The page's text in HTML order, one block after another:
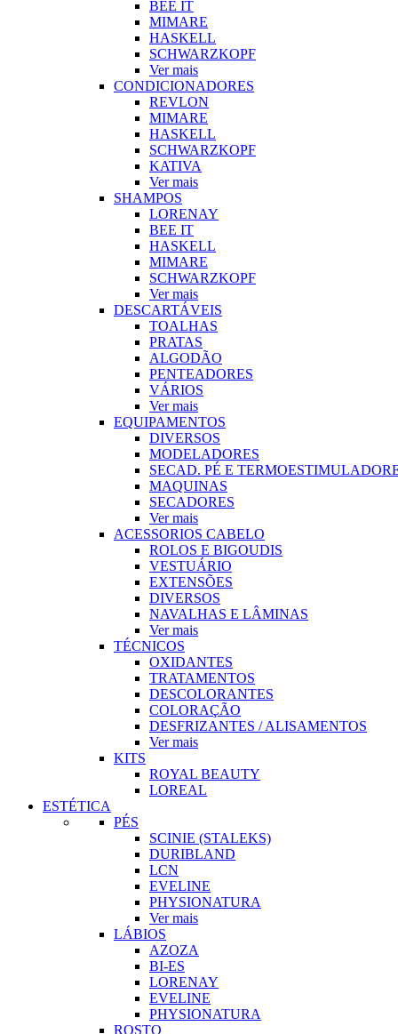
BEE IT
MIMARE
HASKELL
SCHWARZKOPF
Ver mais
CONDICIONADORES
REVLON
MIMARE
HASKELL
SCHWARZKOPF
KATIVA
Ver mais
SHAMPOS
LORENAY
BEE IT
HASKELL
MIMARE
SCHWARZKOPF
Ver mais
DESCARTÁVEIS
TOALHAS
PRATAS
ALGODÃO
PENTEADORES
VÁRIOS
Ver mais
EQUIPAMENTOS
DIVERSOS
MODELADORES
SECAD. PÉ E
MAQUINAS
SECADORES
Ver mais
ACESSORIOS CABELO
ROLOS E BIGOUDIS
VESTUÁRIO
EXTENSÕES
DIVERSOS
NAVALHAS E LÂMINAS
Ver mais
TÉCNICOS
OXIDANTES
TRATAMENTOS
DESCOLORANTES
COLORAÇÃO
DESFRIZANTES / ALISAMENTOS
Ver mais
KITS
ROYAL BEAUTY
LOREAL
ESTÉTICA
PÉS
SCINIE (STALEKS)
DURIBLAND
LCN
EVELINE
PHYSIONATURA
Ver mais
LÁBIOS
AZOZA
BI-ES
LORENAY
EVELINE
PHYSIONATURA
ROSTO